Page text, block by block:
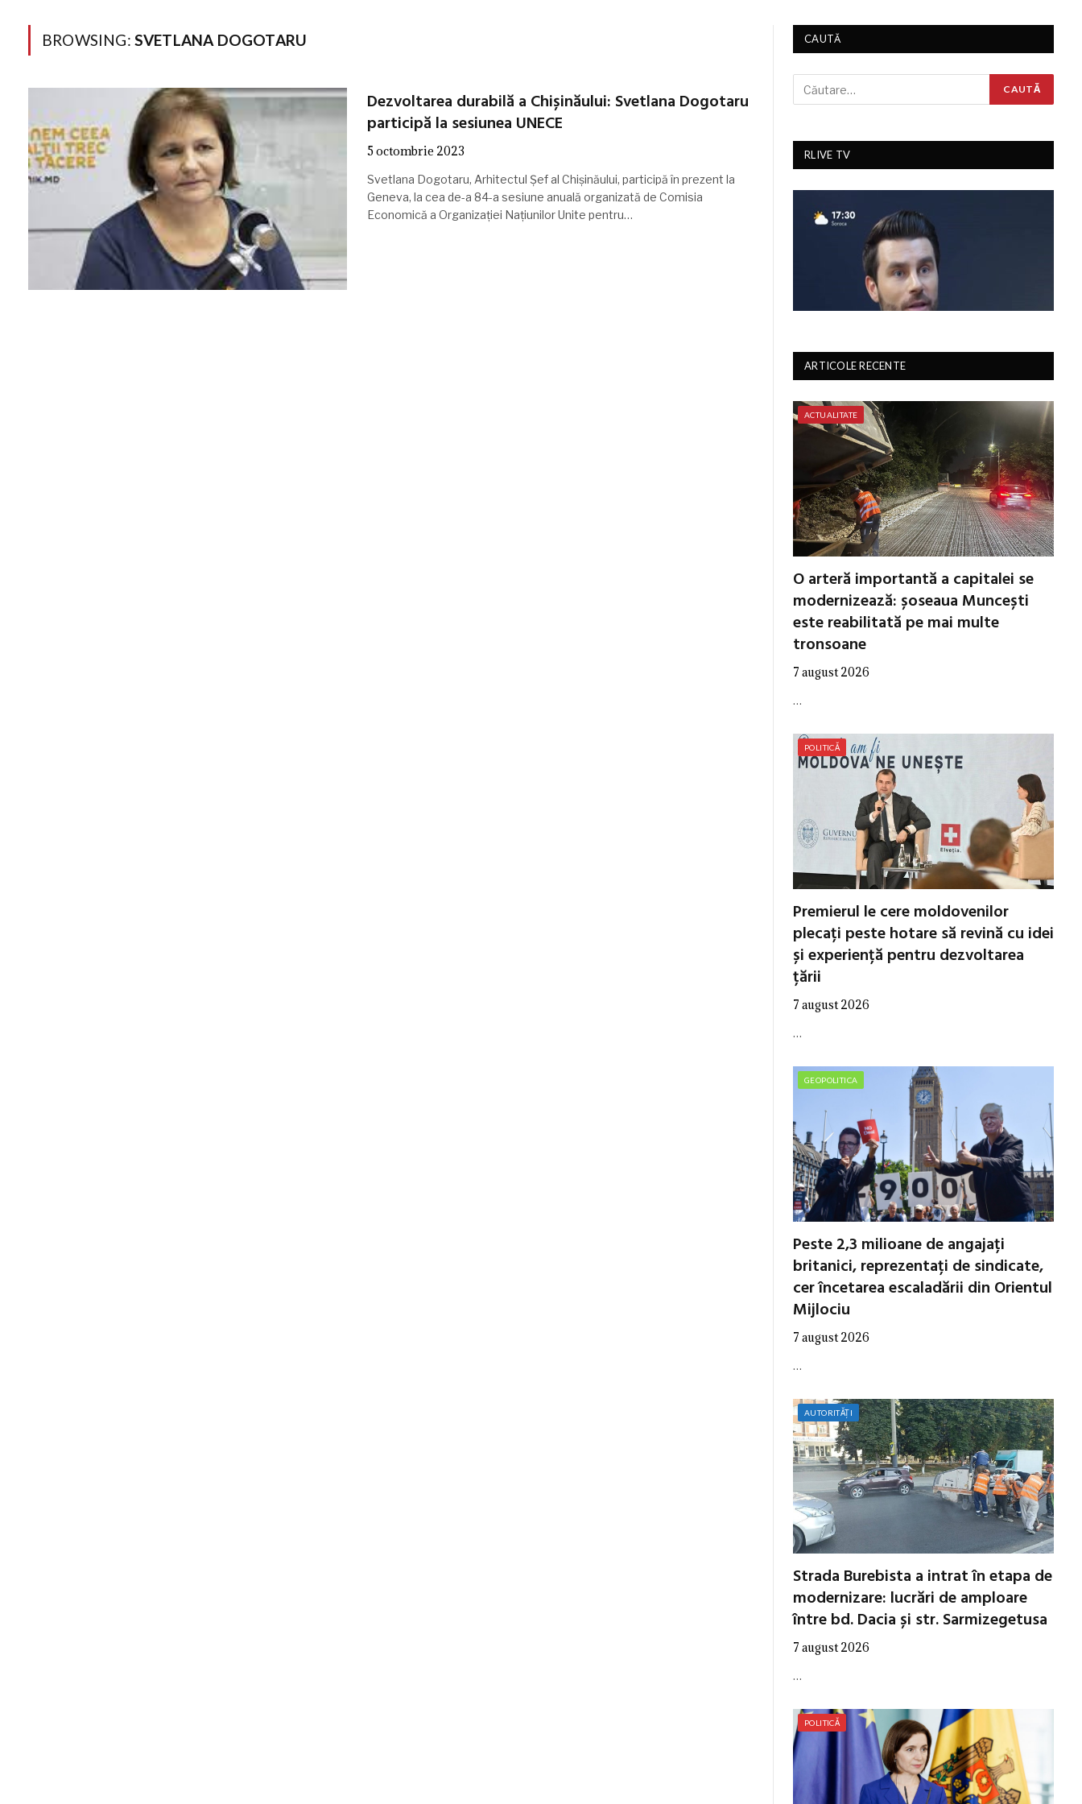
BROWSING: SVETLANA DOGOTARU
Dezvoltarea durabilă a Chișinăului: Svetlana Dogotaru
participă la sesiunea UNECE
5 octombrie 2023
Svetlana Dogotaru, Arhitectul Șef al Chișinăului, participă în prezent la
Geneva, la cea de-a 84-a sesiune anuală organizată de Comisia
Economică a Organizației Națiunilor Unite pentru…
CAUTĂ
RLIVE TV
ARTICOLE RECENTE
ACTUALITATE
O arteră importantă a capitalei se
modernizează: șoseaua Muncești
este reabilitată pe mai multe
tronsoane
7 august 2026
…
POLITICĂ
Premierul le cere moldovenilor
plecați peste hotare să revină cu idei
și experiență pentru dezvoltarea
țării
7 august 2026
…
GEOPOLITICA
Peste 2,3 milioane de angajați
britanici, reprezentați de sindicate,
cer încetarea escaladării din Orientul
Mijlociu
7 august 2026
…
AUTORITĂȚI
Strada Burebista a intrat în etapa de
modernizare: lucrări de amploare
între bd. Dacia și str. Sarmizegetusa
7 august 2026
…
POLITICĂ